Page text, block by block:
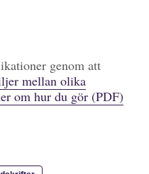
genom att
mellan olika
om hur du gör (PDF)